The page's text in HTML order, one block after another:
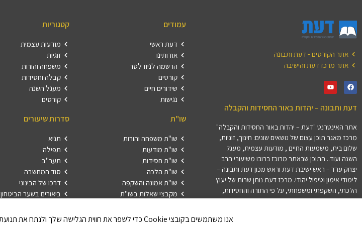
אתר הקורסים - דעת ותבונה
אתר מרכז דעת והישיבה
דעת ותבונה – יהדות באור החסידות והקבלה
אתר האינטרנט "דעת – יהדות באור החסידות והקבלה"
מרכז מאגר תוכן עצום של נושאים שונים: חינוך, זוגיות,
שלום בית, משמעות החיים , מודעות עצמית, מעגל
השנה ועוד.. התוכן שבאתר מרוכז ברובו משיעורי הרב
יצחק ערד – ראש ישיבת דעת וראש מכון דעת ותבונה –
לימודי אימון וטיפול יהודי. מרכז דעת נותן שרות של יעוץ
הלכתי, השקפתי ומשפחתי, על פי התורה והחסידות,
לרבני ודייני קהילות ולאנשים פרטיים בארץ ובתפוצות.
חלק מהתשובות מתפרסמות באתר זו במדור שאלות
עמודים
דעת ראשי
אודותינו
הרשמה לניוז לטר
קורסים
שידורים חיים
נגישות
שו"ת
שו"ת משפחה והורות
שו"ת מודעות
שו"ת חסידות
שו"ת הלכה
שו"ת אמונה והשקפה
מקבצי שאלות בשו"ת
קטגוריות
מודעות עצמית
זוגיות
משפחה והורות
קבלה וחסידות
מעגל השנה
קורסים
סדרות שיעורים
תניא
תפילה
תער"ב
סוד המחשבה
דרכו של הבינוני
ביאורים בשער הביטחון
אנו משתמשים בקובצי Cookie כדי לשפר את חווית הגלישה שלך ולנתח את תנועת הגולשים באתר. האם את/ה מסכים/ה לשימוש בקובצי Cookie?